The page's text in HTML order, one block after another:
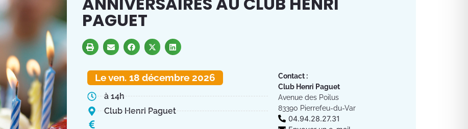
PAGUET
Le ven. 18 décembre 2026
à 14h
Club Henri Paguet
Contact :
Club Henri Paguet
Avenue des Poilus
83390 Pierrefeu-du-Var
04.94.28.27.31